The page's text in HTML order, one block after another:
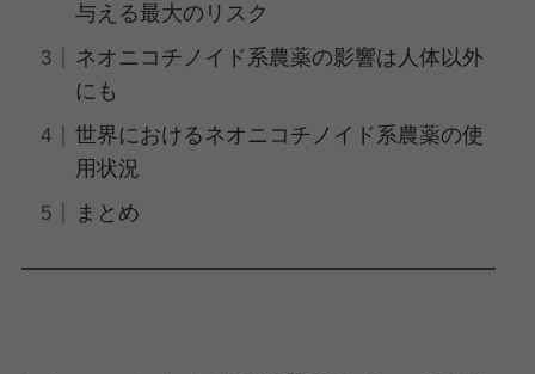
与える最大のリスク
ネオニコチノイド系農薬の影響は人体以外
にも
世界におけるネオニコチノイド系農薬の使
用状況
まとめ